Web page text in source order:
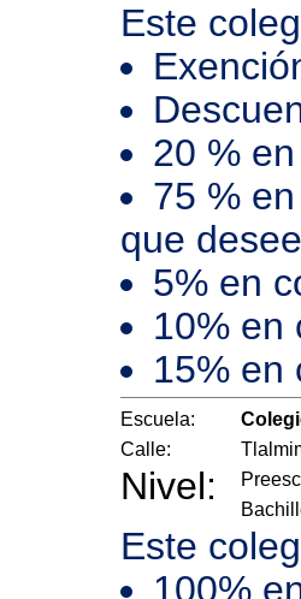
Este
20 %
75 %
que
5% en
10% en
15% en
Escuela:
Calle:
Nivel:
Este
100%